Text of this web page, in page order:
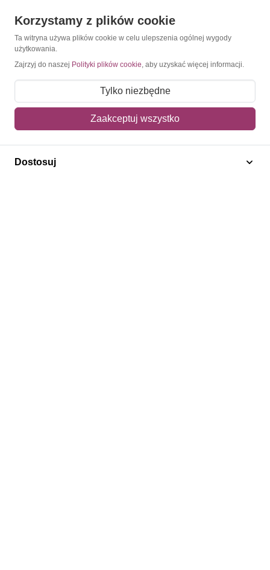
O Znaczkopol.pl
O nas
Regulamin
Polityka prywatności
Korzystamy z plików cookie
Ta witryna używa plików cookie w celu ulepszenia ogólnej wygody
użytkowania.
Zajrzyj do naszej Polityki plików cookie, aby uzyskać więcej informacji.
Tylko niezbędne
Zaakceptuj wszystko
Dostosuj